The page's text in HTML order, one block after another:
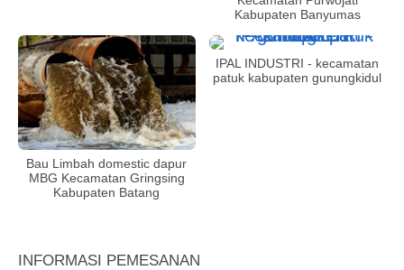
Kabupaten Banyumas
Bau Limbah domestic dapur
MBG Kecamatan Gringsing
Kabupaten Batang
IPAL INDUSTRI - kecamatan
patuk kabupaten gunungkidul
INFORMASI PEMESANAN